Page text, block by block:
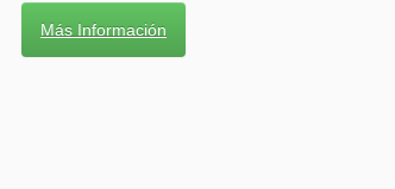
Más Información